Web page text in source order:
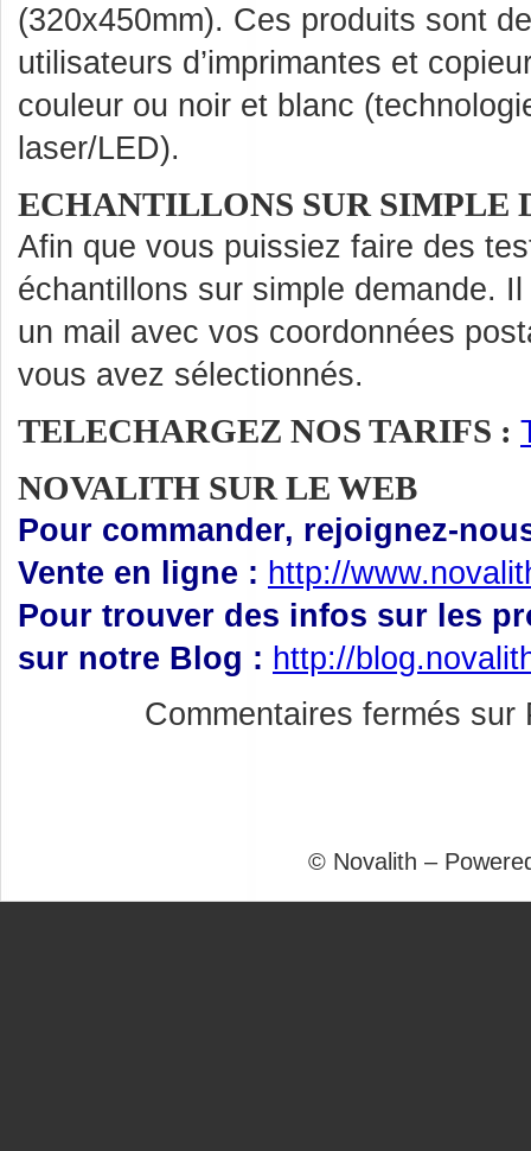
(320x450mm). Ces produits sont
utilisateurs d’imprimantes et
couleur ou noir et blanc
laser/LED).
ECHANTILLONS SUR SIMPLE
Afin que vous puissiez faire des
échantillons sur simple demande.
un mail avec vos coordonnées
vous avez sélectionnés.
TELECHARGEZ NOS TARIFS :
NOVALITH SUR LE WEB
Pour commander, rejoignez-
Vente en ligne : http://
Pour trouver des infos sur les
sur notre Blog : http://
Commentaires fermés sur
© Novalith –